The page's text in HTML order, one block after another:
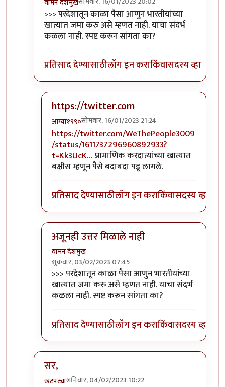
In reply toसल्लागारांना असे वाटत असावे की...
>>> परदेशातून काळा पैसा आणुन भारतीयांच्या
खात्यात जमा करु असे म्हणत नाही. याचा संदर्भ
कळला नाही. स्पष्ट करून सांगता का?
प्रतिसाद देण्यासाठीलॉग इन कराकिंवासदस्य व्हा
https://twitter.com
आग्या१९९०सोमवार, 16/01/2023 21:24
In reply to>>> परदेशातून काळा पैसा आणुनby
https://twitter.com/WeThePeople3009
/status/1611737296960892933?
t=Kk3UcK…प्रामाणिक करदात्यांच्या खात्यात
बक्षीस म्हणून पैसे बदाबदा पडू लागले.
प्रतिसाद देण्यासाठीलॉग इन कराकिंवासदस्य व्हा
अजूनही उत्तर मिळाले नाही
वामन देशमुख
शुक्रवार, 03/02/2023 07:45
In reply to>>> परदेशातून काळा पैसा आणुन
>>> परदेशातून काळा पैसा आणुन भारतीयांच्या
खात्यात जमा करु असे म्हणत नाही. याचा संदर्भ
कळला नाही. स्पष्ट करून सांगता का?
प्रतिसाद देण्यासाठीलॉग इन कराकिंवासदस्य व्हा
सर,
खटपट्याशनिवार, 04/02/2023 10:22